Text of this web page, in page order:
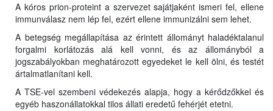
A kóros prion-proteint a szervezet sajátjaként ismeri fel, ellene
immunválasz nem lép fel, ezért ellene immunizálni sem lehet.
A betegség megállapítása az érintett állományt haladéktalanul
forgalmi korlátozás alá kell vonni, és az állományból a
jogszabályokban meghatározott egyedeket le kell ölni, és testét
ártalmatlanítani kell.
A TSE-vel szembeni védekezés alapja, hogy a kérődzőkkel és
egyéb haszonállatokkal tilos állati eredetű fehérjét etetni.